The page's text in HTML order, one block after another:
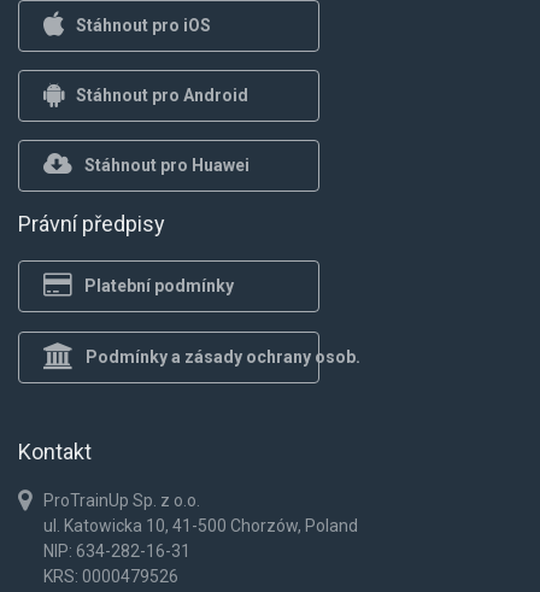
Stáhnout pro iOS
Stáhnout pro Android
Stáhnout pro Huawei
Právní předpisy
Platební podmínky
Podmínky a zásady ochrany osob.
Kontakt
ProTrainUp Sp. z o.o.
ul. Katowicka 10, 41-500 Chorzów, Poland
NIP: 634-282-16-31
KRS: 0000479526